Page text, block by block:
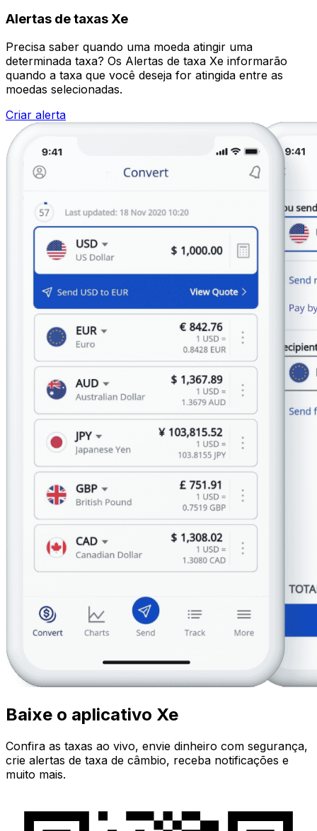
Alertas de taxas Xe
Precisa saber quando uma moeda atingir uma
determinada taxa? Os Alertas de taxa Xe informarão
quando a taxa que você deseja for atingida entre as
moedas selecionadas.
Criar alerta
Baixe o aplicativo Xe
Confira as taxas ao vivo, envie dinheiro com segurança,
crie alertas de taxa de câmbio, receba notificações e
muito mais.